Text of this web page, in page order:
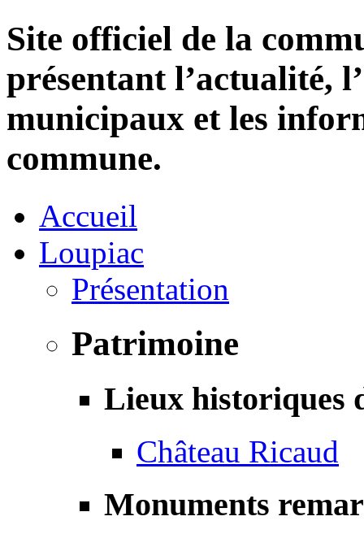
Site officiel de la
présentant l’actualité,
municipaux et les
commune.
Accueil
Loupiac
Présentation
Patrimoine
Lieux historiques
Château Ricaud
Monuments